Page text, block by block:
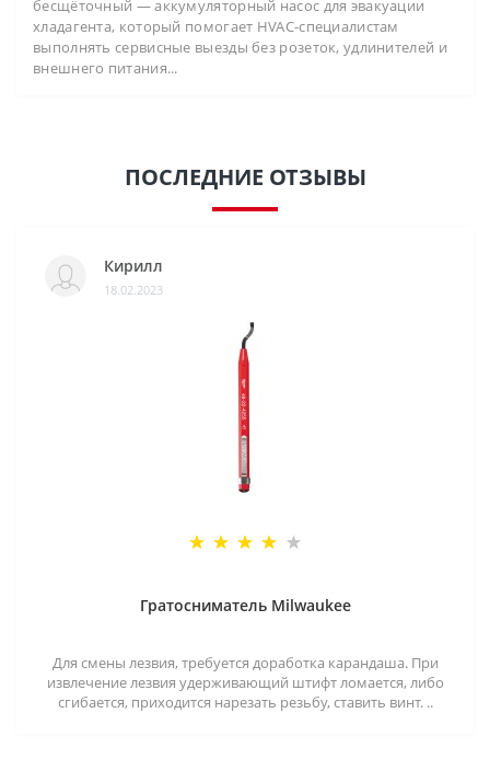
бесщёточный — аккумуляторный насос для эвакуации
хладагента, который помогает HVAC-специалистам
выполнять сервисные выезды без розеток, удлинителей и
внешнего питания...
ПОСЛЕДНИЕ ОТЗЫВЫ
Кирилл
18.02.2023
Гратосниматель Milwaukee
Для смены лезвия, требуется доработка карандаша. При
извлечение лезвия удерживающий штифт ломается, либо
сгибается, приходится нарезать резьбу, ставить винт. ..